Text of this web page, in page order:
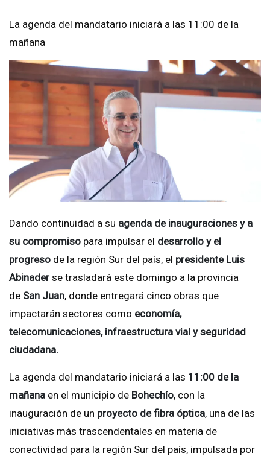
La agenda del mandatario iniciará a las 11:00 de la
mañana
Dando continuidad a su agenda de inauguraciones y a
su compromiso para impulsar el desarrollo y el
progreso de la región Sur del país, el presidente Luis
Abinader se trasladará este domingo a la provincia
de San Juan, donde entregará cinco obras que
impactarán sectores como economía,
telecomunicaciones, infraestructura vial y seguridad
ciudadana.
La agenda del mandatario iniciará a las 11:00 de la
mañana en el municipio de Bohechío, con la
inauguración de un proyecto de fibra óptica, una de las
iniciativas más trascendentales en materia de
conectividad para la región Sur del país, impulsada por